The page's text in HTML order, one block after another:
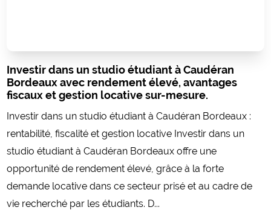
Investir dans un studio étudiant à Caudéran
Bordeaux avec rendement élevé, avantages
fiscaux et gestion locative sur-mesure.
Investir dans un studio étudiant à Caudéran Bordeaux :
rentabilité, fiscalité et gestion locative Investir dans un
studio étudiant à Caudéran Bordeaux offre une
opportunité de rendement élevé, grâce à la forte
demande locative dans ce secteur prisé et au cadre de
vie recherché par les étudiants. D...